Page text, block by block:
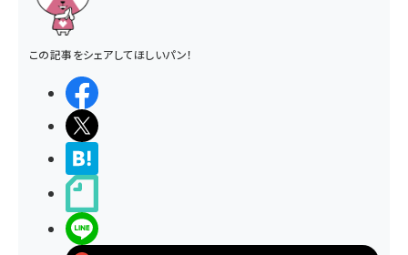
この記事をシェアしてほしいパン！